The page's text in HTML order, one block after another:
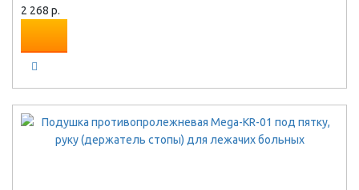
2 268 р.